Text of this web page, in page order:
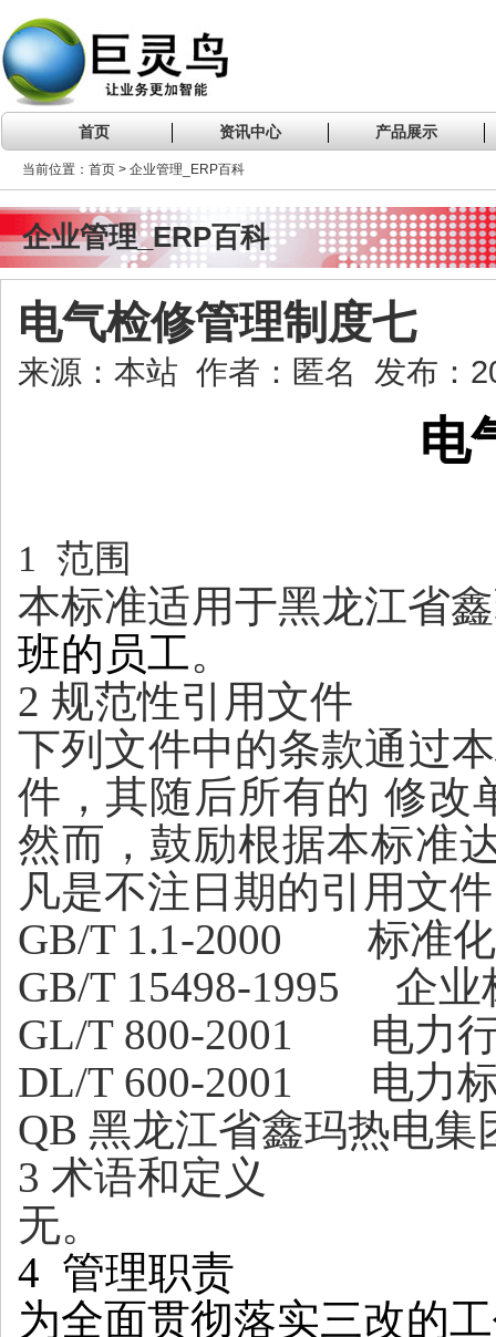
首页 资讯中心 产品展示
当前位置：首页 > 企业管理_ERP百科
企业管理_ERP百科
电气检修管理制度七
来源：本站 作者：匿名 发布：
电
1 范围
本标准适用于黑龙江省
班的员工。
2 规范性引用文件
下列文件中的条款通过
件 ， 其随后所有的 修改
然而 ， 鼓励根据本标准
凡是不注日期的引用文
GB/T1.1-2000 标准化
GB/T 15498-1995 企业
GL/T 800-2001 电力行
DL/T 600-2001 电力标
QB 黑龙江省鑫玛热电
3 术语和定义
无。
4 管理职责
为全面贯彻落实三改的